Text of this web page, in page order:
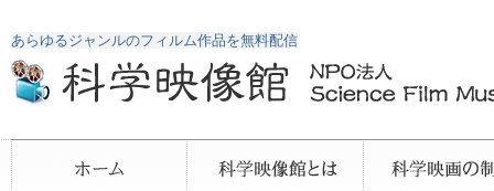
あらゆるジャンルのフィルム作品を無料配信